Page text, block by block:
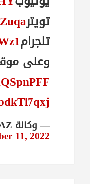
تويتر
تلجرام
وعلى
— وكالة BAZ الاخبارية (@baznewz)
11, 2022